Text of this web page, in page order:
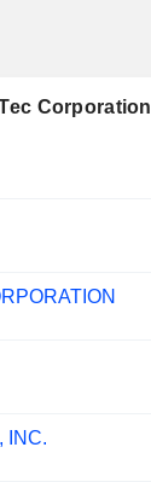
Corporation
INC.